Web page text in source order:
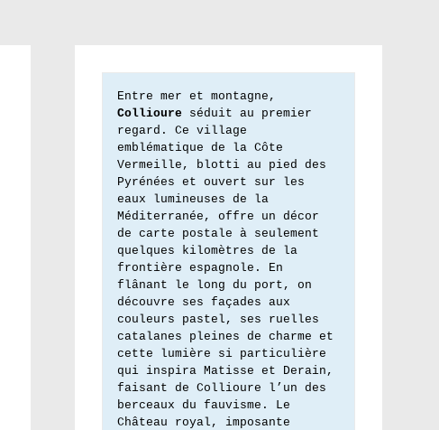
Collioure séduit au premier
regard. Ce village
emblématique de la Côte
Vermeille, blotti au pied des
Pyrénées et ouvert sur les
eaux lumineuses de la
Méditerranée, offre un décor
de carte postale à seulement
quelques kilomètres de la
frontière espagnole. En
flânant le long du port, on
découvre ses façades aux
couleurs pastel, ses ruelles
catalanes pleines de charme et
cette lumière si particulière
qui inspira Matisse et Derain,
faisant de Collioure l’un des
berceaux du fauvisme. Le
Château royal, imposante